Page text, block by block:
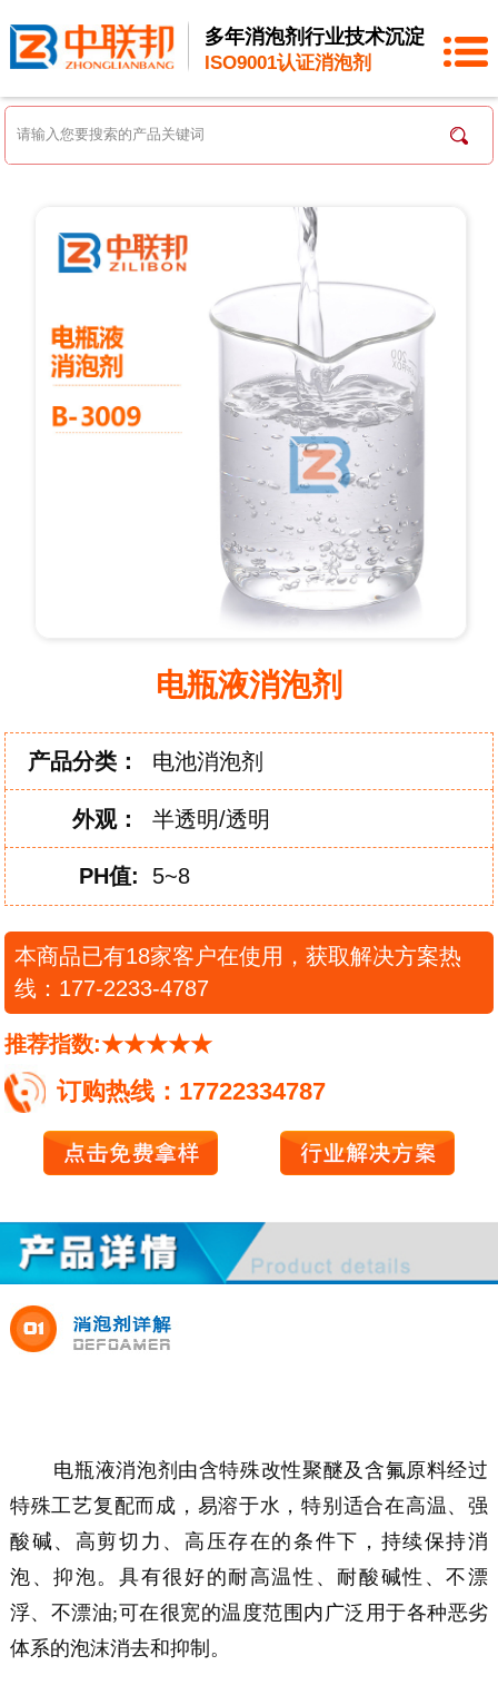
多年消泡剂行业技术沉淀
ISO9001认证消泡剂
电瓶液消泡剂
产品分类： 电池消泡剂
外观： 半透明/透明
PH值: 5~8
本商品已有18家客户在使用，获取解决方案热
线：177-2233-4787
推荐指数:★★★★★
订购热线：17722334787
电瓶液消泡剂由含特殊改性聚醚及含氟原料经过
特殊工艺复配而成，易溶于水，特别适合在高温、强
酸碱、高剪切力、高压存在的条件下，持续保持消
泡、抑泡。具有很好的耐高温性、耐酸碱性、不漂
浮、不漂油;可在很宽的温度范围内广泛用于各种恶劣
体系的泡沫消去和抑制。